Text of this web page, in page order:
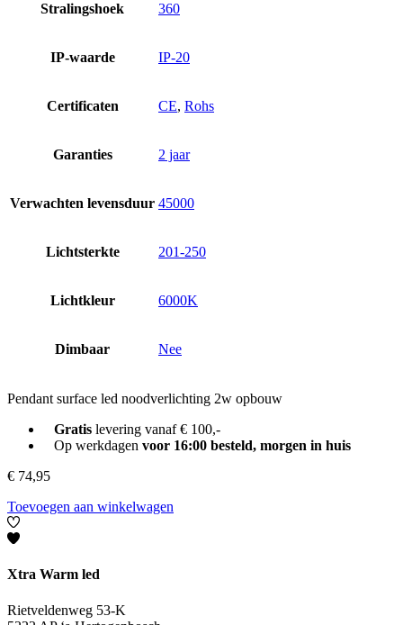
Stralingshoek 360
IP-waarde IP-20
Certificaten CE, Rohs
Garanties 2 jaar
Verwachten levensduur 45000
Lichtsterkte 201-250
Lichtkleur 6000K
Dimbaar Nee
Pendant surface led noodverlichting 2w opbouw
Gratislevering vanaf € 100,-
Op werkdagen voor 16:00 besteld, morgen in huis
€ 74,95
Toevoegen aan winkelwagen
Xtra Warm led
Rietveldenweg 53-K